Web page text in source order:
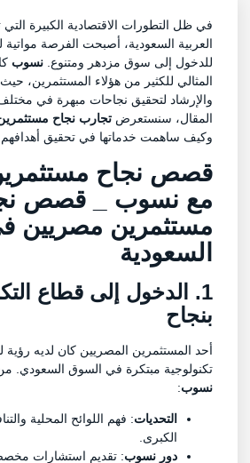
في ظل التطورات الاقتصادية الكبيرة التي
العربية السعودية، أصبحت الفرصة مواتية
للدخول إلى سوق مزدهر ومتنوع.نسوب
المثالي للكثير من هؤلاء المستثمرين،
والإرشاد لتحقيق نجاحات مبهرة في
المقال، سنستعرض تجارب نجاح
وكيف ساهمت خدماتها في تحقيق أهدافهم
قصص نجاح
مع نسوب _ قصص
مستثمرين مصريين
السعودية
1. الدخول إلى قطاع
بنجاح
أحد المستثمرين المصريين كان لديه رؤية
تكنولوجية مبتكرة في السوق السعودي. من
نسوب:
التحديات: فهم اللوائح المحلية
الكبرى.
دور نسوب: تقديم استشارات